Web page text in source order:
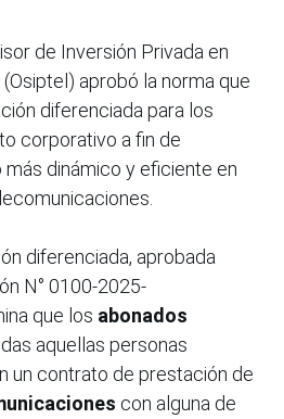
de Inversión Privada en
aprobó la norma que
diferenciada para los
corporativo a fin de
dinámico y eficiente en
diferenciada, aprobada
N° 0100-2025-
que los abonados
aquellas personas
un contrato de prestación de
con alguna de